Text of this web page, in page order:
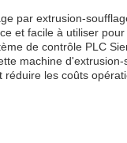
par extrusion-
et facile à utiliser
de contrôle PLC
machine
les coûts